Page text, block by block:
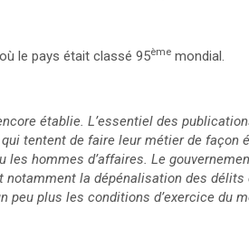
le pays était classé 95ème mondial.
établie. L’essentiel des
tentent de faire leur métier de façon
hommes d’affaires. Le
la dépénalisation des délits
peu plus les conditions d’exercice du